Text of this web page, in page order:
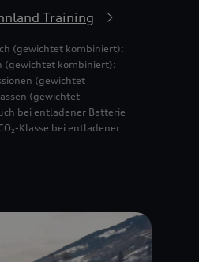
Training
(gewichtet kombiniert):
(gewichtet kombiniert):
(gewichtet
(gewichtet
bei entladener Batterie
Klasse bei entladener